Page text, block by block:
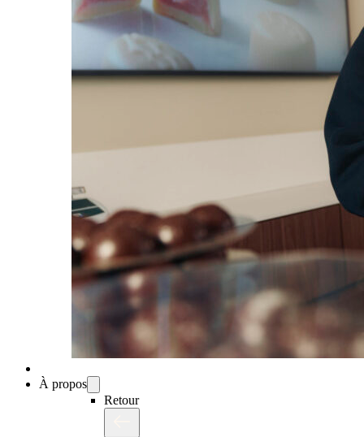
À propos
Retour